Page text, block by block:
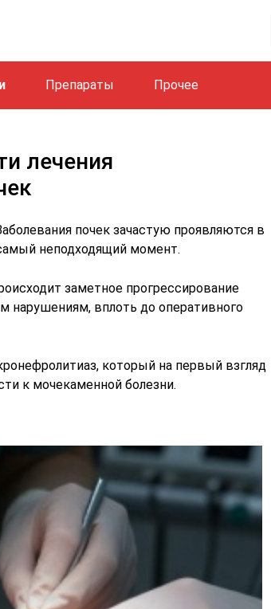
Препараты Прочее
лечения
почек зачастую проявляются в
неподходящий момент.
заметное прогрессирование
нарушениям, вплоть до оперативного
который на первый взгляд
к мочекаменной болезни.